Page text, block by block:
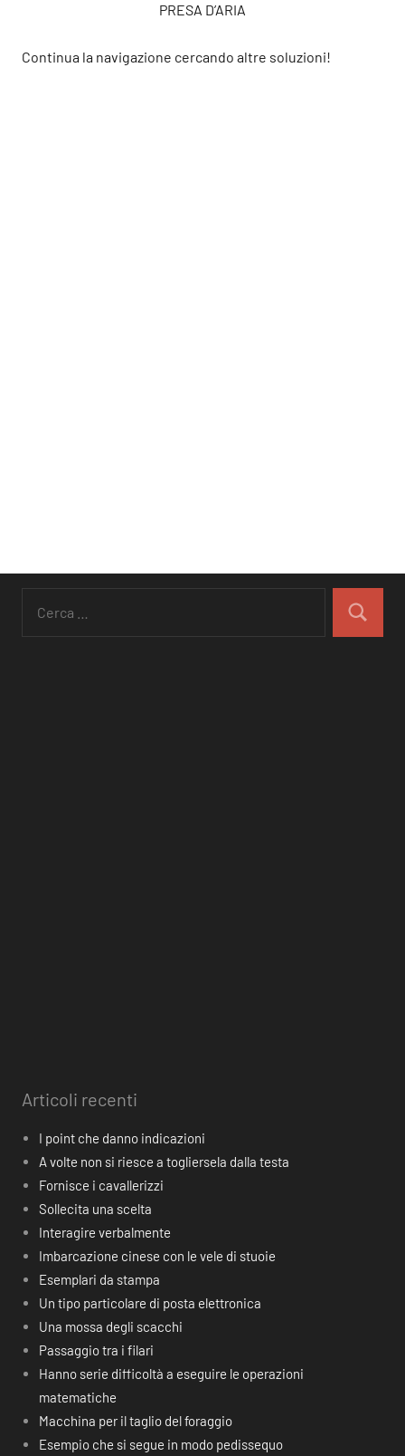
PRESA D’ARIA
Continua la navigazione cercando altre soluzioni!
Articoli recenti
I point che danno indicazioni
A volte non si riesce a togliersela dalla testa
Fornisce i cavallerizzi
Sollecita una scelta
Interagire verbalmente
Imbarcazione cinese con le vele di stuoie
Esemplari da stampa
Un tipo particolare di posta elettronica
Una mossa degli scacchi
Passaggio tra i filari
Hanno serie difficoltà a eseguire le operazioni
matematiche
Macchina per il taglio del foraggio
Esempio che si segue in modo pedissequo